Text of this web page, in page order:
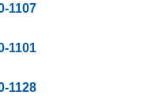
1107
1101
1128